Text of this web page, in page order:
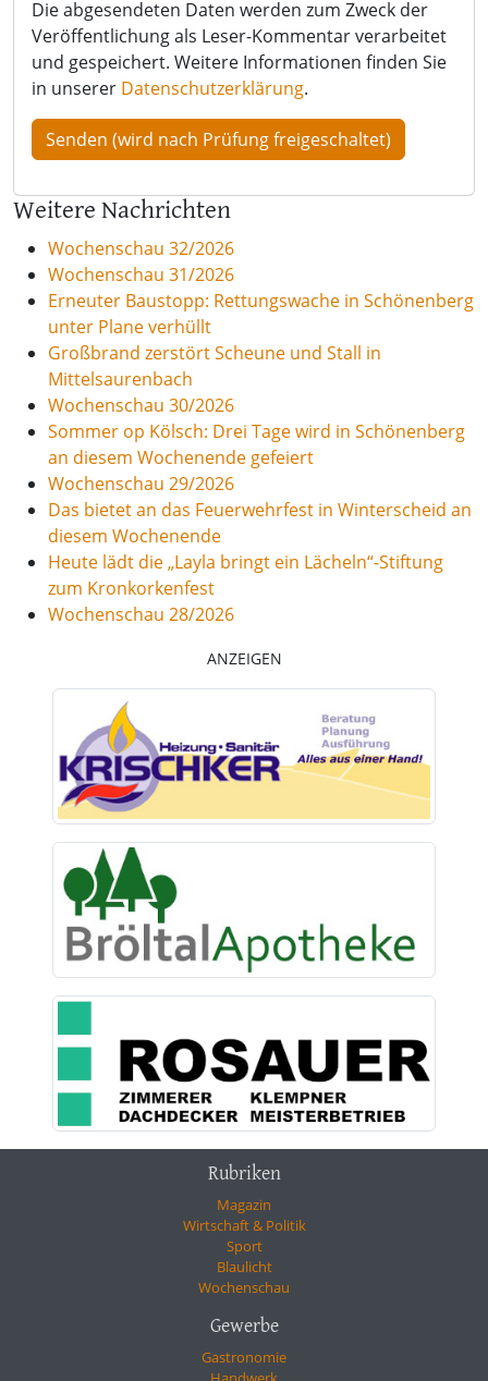
Die abgesendeten Daten werden zum Zweck der
Veröffentlichung als Leser-Kommentar verarbeitet
und gespeichert. Weitere Informationen finden Sie
in unserer Datenschutzerklärung.
Weitere Nachrichten
Wochenschau 32/2026
Wochenschau 31/2026
Erneuter Baustopp: Rettungswache in Schönenberg
unter Plane verhüllt
Großbrand zerstört Scheune und Stall in
Mittelsaurenbach
Wochenschau 30/2026
Sommer op Kölsch: Drei Tage wird in Schönenberg
an diesem Wochenende gefeiert
Wochenschau 29/2026
Das bietet an das Feuerwehrfest in Winterscheid an
diesem Wochenende
Heute lädt die „Layla bringt ein Lächeln“-Stiftung
zum Kronkorkenfest
Wochenschau 28/2026
ANZEIGEN
Rubriken
Magazin
Wirtschaft & Politik
Sport
Blaulicht
Wochenschau
Gewerbe
Gastronomie